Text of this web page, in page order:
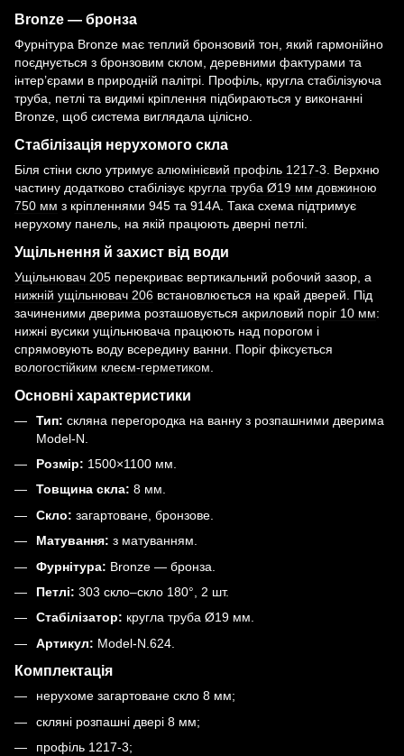
Bronze — бронза
Фурнітура Bronze має теплий бронзовий тон, який гармонійно
поєднується з бронзовим склом, деревними фактурами та
інтер’єрами в природній палітрі. Профіль, кругла стабілізуюча
труба, петлі та видимі кріплення підбираються у виконанні
Bronze, щоб система виглядала цілісно.
Стабілізація нерухомого скла
Біля стіни скло утримує алюмінієвий профіль 1217-3 . Верхню
частину додатково стабілізує кругла труба Ø19 мм довжиною
750 мм з кріпленнями 945 та 914A. Така схема підтримує
нерухому панель, на якій працюють дверні петлі.
Ущільнення й захист від води
Ущільнювач 205 перекриває вертикальний робочий зазор, а
нижній ущільнювач 206 встановлюється на край дверей. Під
зачиненими дверима розташовується акриловий поріг 10 мм:
нижні вусики ущільнювача працюють над порогом і
спрямовують воду всередину ванни. Поріг фіксується
вологостійким клеєм-герметиком
Основні характеристики
Тип: скляна перегородка на ванну з розпашними дверима
Model-N.
Розмір: 1500×1100 мм.
Товщина скла: 8 мм.
Скло: загартоване, бронзове.
Матування: з матуванням.
Фурнітура: Bronze — бронза.
Петлі: 303 скло–скло 180°, 2 шт.
Стабілізатор: кругла труба Ø19 мм.
Артикул: Model-N.624.
Комплектація
нерухоме загартоване скло 8 мм;
скляні розпашні двері 8 мм;
профіль 1217-3;